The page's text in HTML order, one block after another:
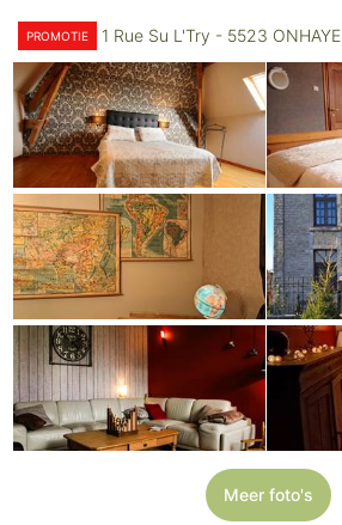
PROMOTIE 1 Rue Su L'Try - 5523 ONHAYE
Meer foto's